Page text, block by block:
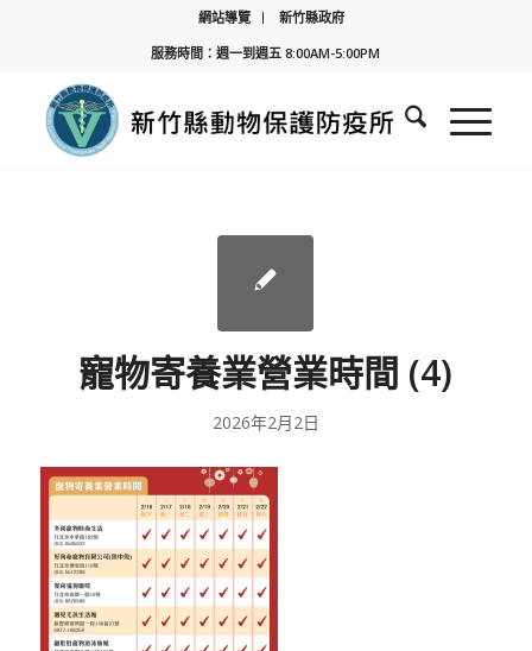
網站導覽
新竹縣政府
服務時間：週一到週五 8:00AM-5:00PM
寵物寄養業營業時間 (4)
2026年2月2日